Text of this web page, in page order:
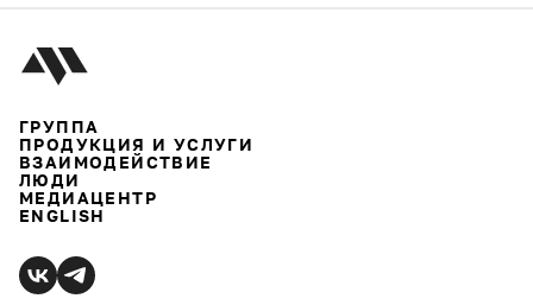
турнир
ГРУППА
ПРОДУКЦИЯ И УСЛУГИ
ВЗАИМОДЕЙСТВИЕ
ЛЮДИ
МЕДИАЦЕНТР
ENGLISH